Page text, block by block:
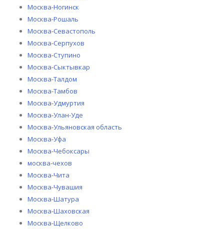
Москва-Ногинск
Москва-Рошаль
Москва-Севастополь
Москва-Серпухов
Москва-Ступино
Москва-Сыктывкар
Москва-Талдом
Москва-Тамбов
Москва-Удмуртия
Москва-Улан-Уде
Москва-Ульяновская область
Москва-Уфа
Москва-Чебоксары
москва-чехов
Москва-Чита
Москва-Чувашия
Москва-Шатура
Москва-Шаховская
Москва-Щелково